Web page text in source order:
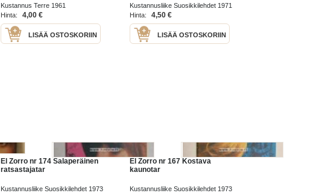
Kustannus Terre 1961
Hinta:
4,00 €
LISÄÄ OSTOSKORIIN
Kustannusliike Suosikkilehdet 1971
Hinta:
4,50 €
LISÄÄ OSTOSKORIIN
El Zorro nr 174 Salaperäinen
ratsastajatar
Kustannusliike Suosikkilehdet 1973
El Zorro nr 167 Kostava
kaunotar
Kustannusliike Suosikkilehdet 1973